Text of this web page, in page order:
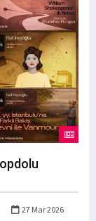
27 Mar 2026